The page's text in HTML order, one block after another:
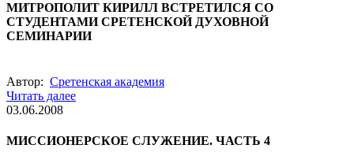
МИТРОПОЛИТ КИРИЛЛ ВСТРЕТИЛСЯ СО
СТУДЕНТАМИ СРЕТЕНСКОЙ ДУХОВНОЙ
СЕМИНАРИИ
Автор: Сретенская академия
Читать далее
03.06.2008
МИССИОНЕРСКОЕ СЛУЖЕНИЕ. ЧАСТЬ 4